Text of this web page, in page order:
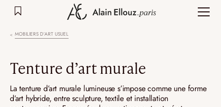
MOBILIERS D’ART USUEL
Tenture d’art murale
La tenture d’art murale lumineuse s’impose comme une forme
d’art hybride, entre sculpture, textile et installation